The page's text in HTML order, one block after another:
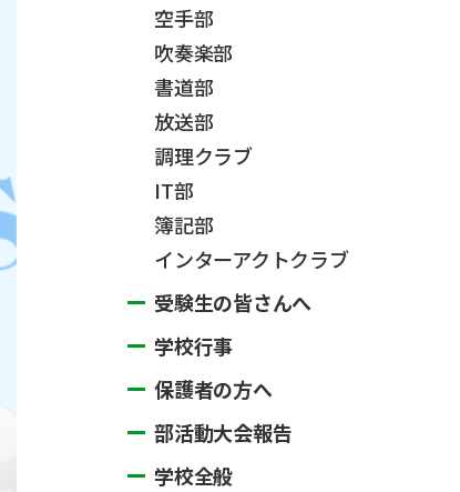
空手部
吹奏楽部
書道部
放送部
調理クラブ
IT部
簿記部
インターアクトクラブ
受験生の皆さんへ
学校行事
保護者の方へ
部活動大会報告
学校全般